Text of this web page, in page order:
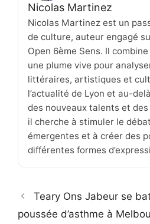
Nicolas Martinez
Nicolas Martinez est un
de culture, auteur engagé
Open 6ème Sens. Il
une plume vive pour
littéraires, artistiques et
l’actualité de Lyon et au-
des nouveaux talents et
il cherche à stimuler le
émergentes et à créer des
différentes formes
Teary Ons Jabeur se
poussée d’asthme à